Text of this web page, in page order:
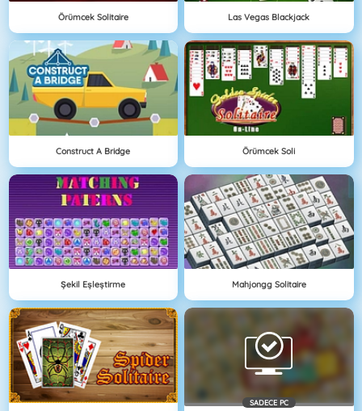
Örümcek Solitaire Las Vegas Blackjack
Construct A Bridge Örümcek Soli
Şekil Eşleştirme Mahjongg Solitaire
SADECE PC